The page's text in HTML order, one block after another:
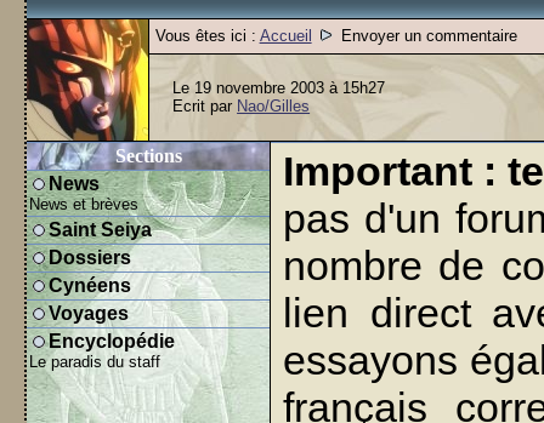
Vous êtes ici : Accueil Envoyer un commentaire
Le 19 novembre 2003 à 15h27
Ecrit par Nao/Gilles
Sections
News
News et brèves
Saint Seiya
Dossiers
Cynéens
Voyages
Encyclopédie
Le paradis du staff
Important :
pas d'un
nombre de
lien direct
essayons
français